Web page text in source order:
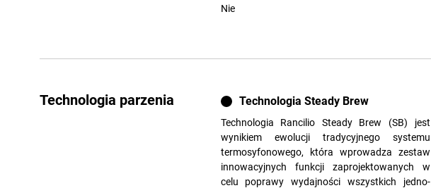
Nie
Technologia parzenia Technologia Steady Brew
Technologia Rancilio Steady Brew (SB) jest
wynikiem ewolucji tradycyjnego systemu
termosyfonowego, która wprowadza zestaw
innowacyjnych funkcji zaprojektowanych w
celu poprawy wydajności wszystkich jedno-